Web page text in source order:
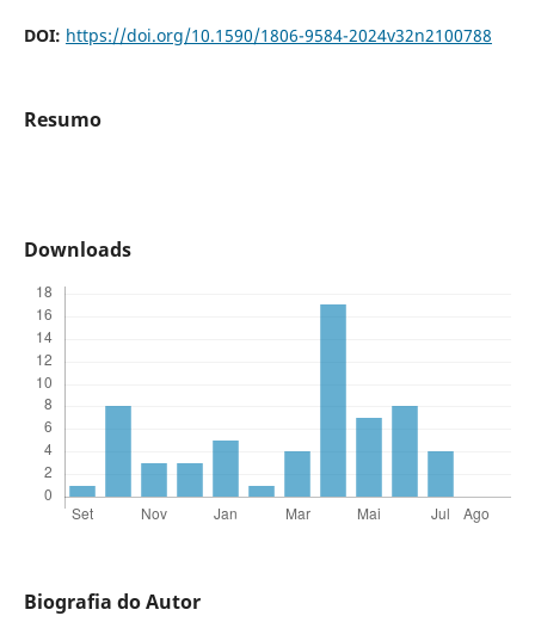
DOI: https://doi.org/10.1590/1806-9584-2024v32n2100788
Resumo
Downloads
Biografia do Autor